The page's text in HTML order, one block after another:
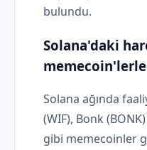
bulundu.
Solana'daki
memecoin'lerle
Solana ağında
(WIF), Bonk
gibi memecoinler